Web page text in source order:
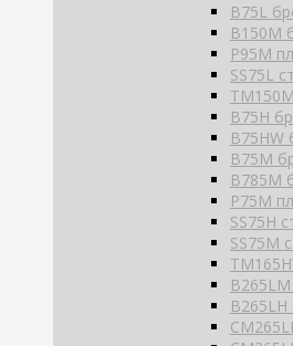
B75L
B150M
P95M
SS75L
B75H
B75HW
B75M
B785M
P75M
SS75H
SS75M